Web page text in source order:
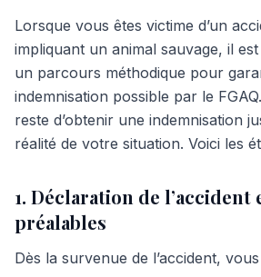
Lorsque vous êtes victime d’un
impliquant un animal sauvage, il
un parcours méthodique pour
indemnisation possible par le
reste d’obtenir une indemnisation
réalité de votre situation. Voici les
1. Déclaration de l’accident
préalables
Dès la survenue de l’accident,